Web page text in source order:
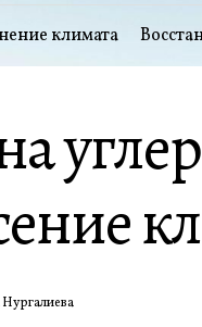
климата